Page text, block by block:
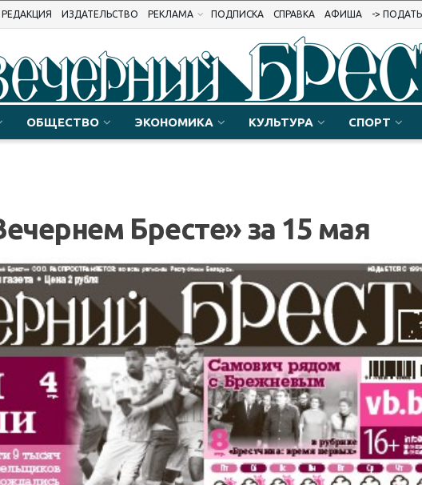
РЕДАКЦИЯ ИЗДАТЕЛЬСТВО РЕКЛАМА ПОДПИСКА СПРАВКА АФИША ->
ОБЩЕСТВО ЭКОНОМИКА КУЛЬТУРА СПОРТ
Бресте» за 15 мая